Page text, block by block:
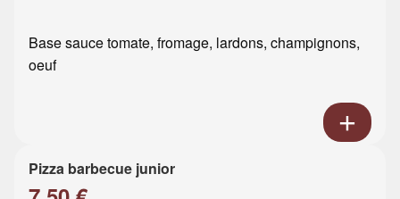
Base sauce tomate, fromage, lardons, champignons,
oeuf
Pizza barbecue junior